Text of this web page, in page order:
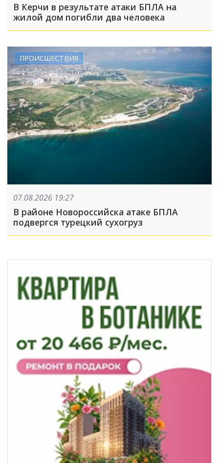
В Керчи в результате атаки БПЛА на
жилой дом погибли два человека
ПРОИСШЕСТВИЯ
07.08.2026 19:27
В районе Новороссийска атаке БПЛА
подвергся турецкий сухогруз